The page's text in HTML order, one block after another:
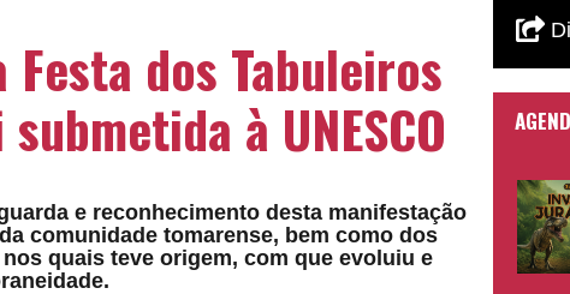
dos Tabuleiros
à UNESCO
e reconhecimento desta manifestação
comunidade tomarense, bem como dos
quais teve origem, com que evoluiu e